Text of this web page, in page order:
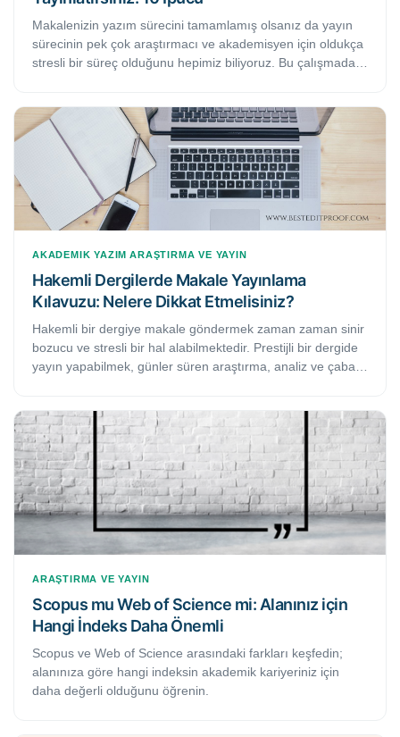
Makalenizin yazım sürecini tamamlamış olsanız da yayın
sürecinin pek çok araştırmacı ve akademisyen için oldukça
stresli bir süreç olduğunu hepimiz biliyoruz. Bu çalışmada,
etkili ipucunu bulacaksınız. Bu adımları takip etmeniz
durumunda makalenizin yayın sürecinin oldukça zahmetsiz
geçeceğinden ve kısa sürede kabul alacağınızdan emin
olabilirsiniz.
AKADEMIK YAZIM ARAŞTIRMA VE YAYIN
Hakemli Dergilerde Makale Yayınlama
Kılavuzu: Nelere Dikkat Etmelisiniz?
Hakemli bir dergiye makale göndermek zaman zaman sinir
bozucu ve stresli bir hal alabilmektedir. Prestijli bir dergide
yayın yapabilmek, günler süren araştırma, analiz ve çaba
edersiniz. Bu çalışmada hakemli dergilerde makale yayım
sürecinde bilmeniz gereken faydalı kimi ipuçlarını
bulacaksınız.
ARAŞTIRMA VE YAYIN
Scopus mu Web of Science mi: Alanınız için
Hangi İndeks Daha Önemli
Scopus ve Web of Science arasındaki farkları keşfedin;
alanınıza göre hangi indeksin akademik kariyeriniz için
daha değerli olduğunu öğrenin.